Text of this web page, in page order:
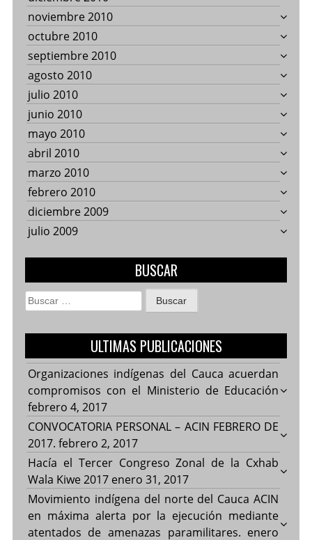
noviembre 2010
octubre 2010
septiembre 2010
agosto 2010
julio 2010
junio 2010
mayo 2010
abril 2010
marzo 2010
febrero 2010
diciembre 2009
julio 2009
BUSCAR
Buscar:
ULTIMAS PUBLICACIONES
Organizaciones indígenas del Cauca acuerdan
compromisos con el Ministerio de Educación
febrero 4, 2017
CONVOCATORIA PERSONAL – ACIN FEBRERO DE
2017. febrero 2, 2017
Hacía el Tercer Congreso Zonal de la Cxhab
Wala Kiwe 2017 enero 31, 2017
Movimiento indígena del norte del Cauca ACIN
en máxima alerta por la ejecución mediante
atentados de amenazas paramilitares. enero